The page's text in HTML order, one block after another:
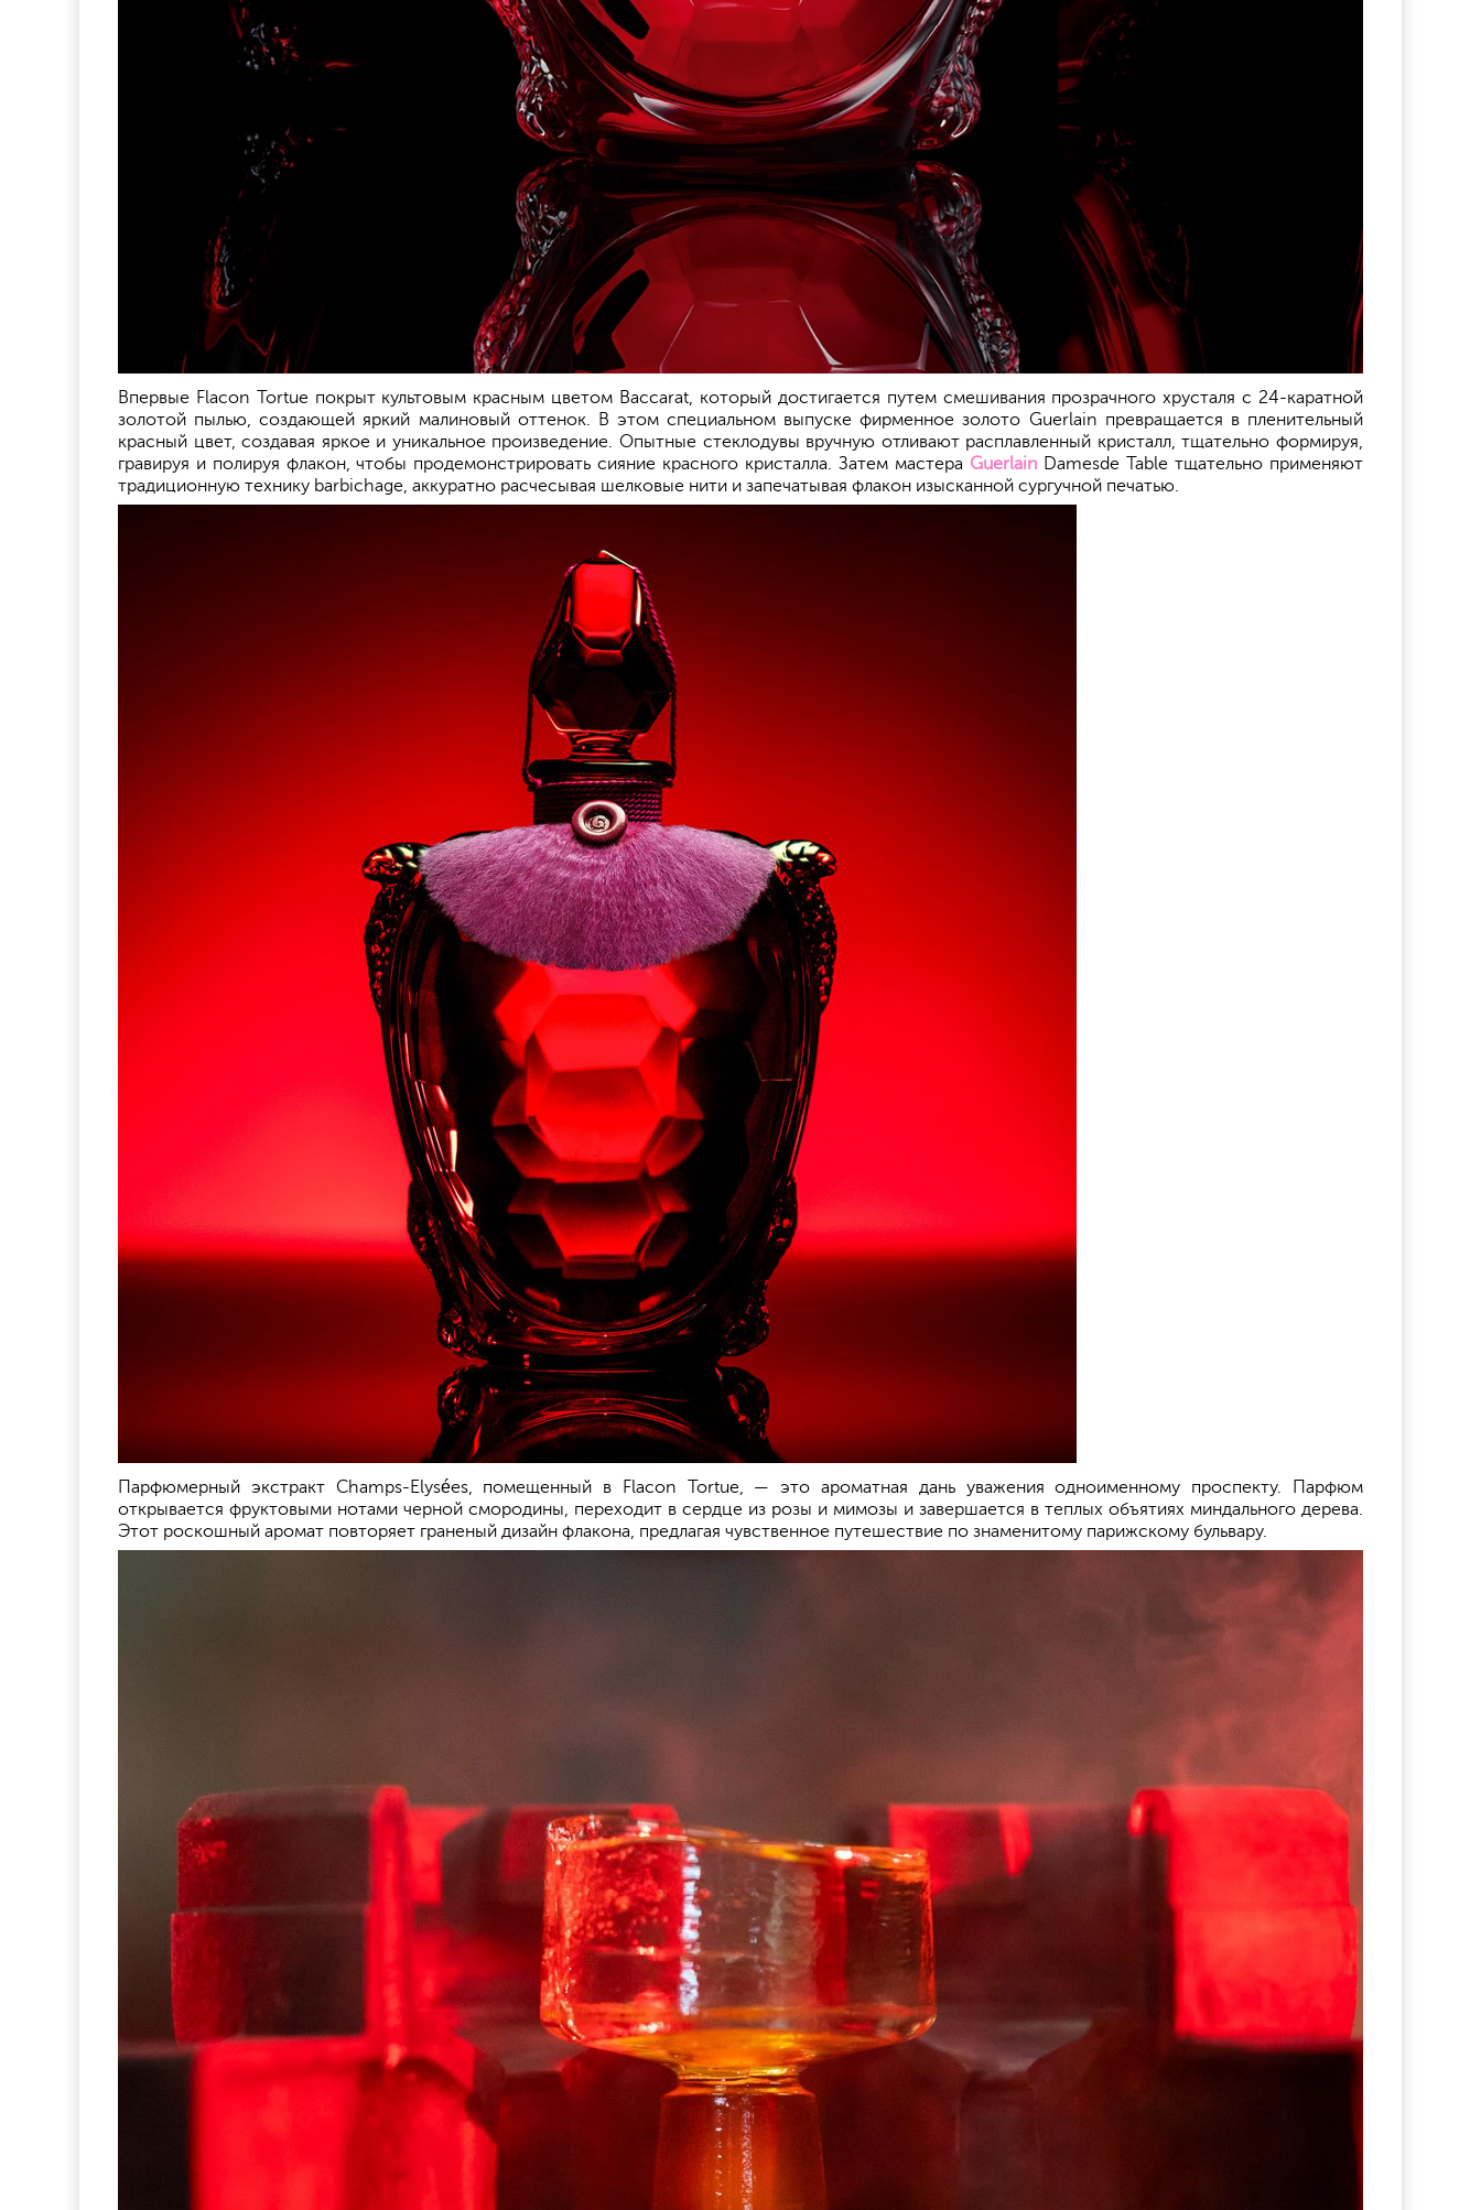
Впервые Flacon Tortue покрыт культовым красным цветом Baccarat, который достигается путем смешивания прозрачного хрусталя с 24-каратной
золотой пылью, создающей яркий малиновый оттенок. В этом специальном выпуске фирменное золото Guerlain превращается в пленительный
красный цвет, создавая яркое и уникальное произведение. Опытные стеклодувы вручную отливают расплавленный кристалл, тщательно формируя,
гравируя и полируя флакон, чтобы продемонстрировать сияние красного кристалла. Затем мастера Guerlain Damesde Table тщательно применяют
традиционную технику barbichage, аккуратно расчесывая шелковые нити и запечатывая флакон изысканной сургучной печатью.
Парфюмерный экстракт Champs-Elysées, помещенный в Flacon Tortue, — это ароматная дань уважения одноименному проспекту. Парфюм
открывается фруктовыми нотами черной смородины, переходит в сердце из розы и мимозы и завершается в теплых объятиях миндального дерева.
Этот роскошный аромат повторяет граненый дизайн флакона, предлагая чувственное путешествие по знаменитому парижскому бульвару.